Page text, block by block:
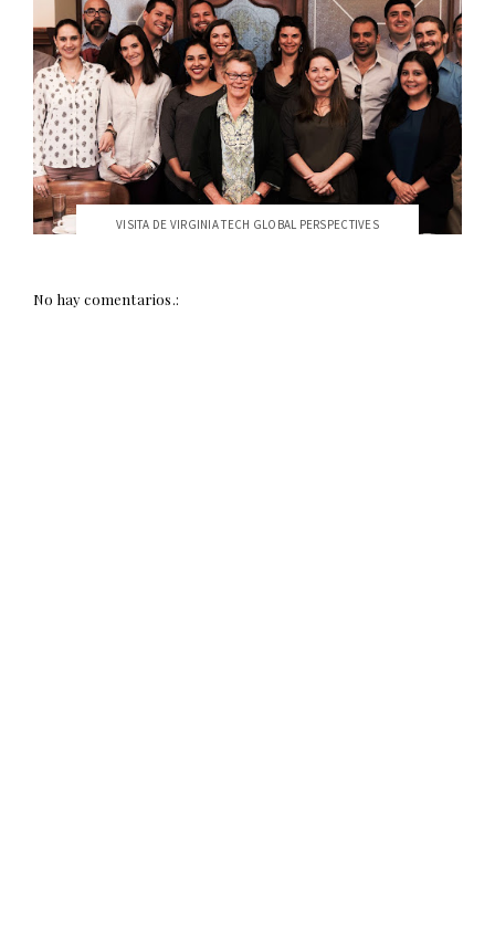
VISITA DE VIRGINIA TECH GLOBAL PERSPECTIVES
No hay comentarios.: